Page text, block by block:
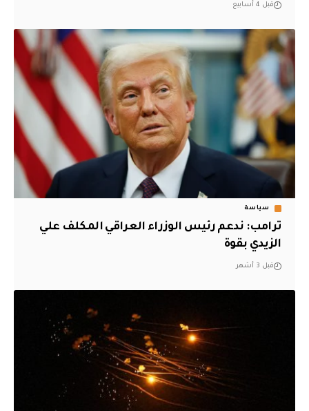
قبل 4 أسابيع
سياسة
️ترامب: ندعم رئيس الوزراء العراقي المكلف علي
الزيدي بقوة
قبل 3 أشهر